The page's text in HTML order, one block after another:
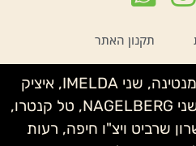
תקנון האתר
נטע לידור – קלמנטינה, שני IMELDA, איציק
מדיוק בעץ, לאה MONE, שני NAGELBERG, טל קנטרו,
שרביט ויצ"ו חיפה, רעות